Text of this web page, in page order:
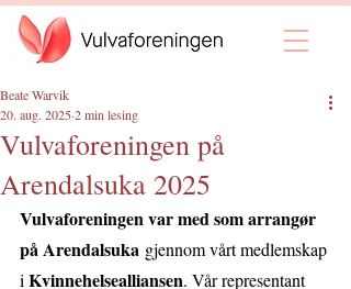
Vulvaforeningen på
Arendalsuka 2025
Beate Warvik
20. aug. 20252 min lesing
Vulvaforeningen var med som arrangør
på Arendalsuka gjennom vårt medlemskap
i Kvinnehelsealliansen. Vår representant